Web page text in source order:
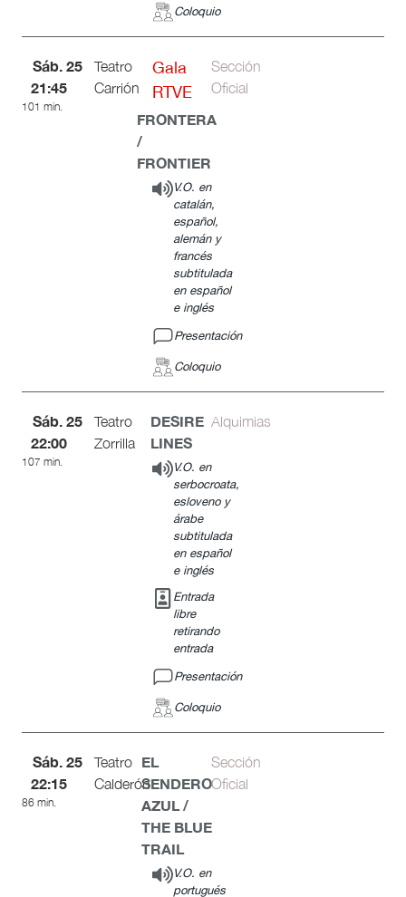
Coloquio
Sáb. 25
21:45
101 min.
Teatro
Carrión
Gala
RTVE
FRONTERA
/
FRONTIER
V.O. en
catalán,
español,
alemán y
francés
subtitulada
en español
e inglés
Presentación
Coloquio
Sección
Oficial
Sáb. 25
22:00
107 min.
Teatro
Zorrilla
DESIRE
LINES
V.O. en
serbocroata,
esloveno y
árabe
subtitulada
en español
e inglés
Entrada
libre
retirando
entrada
Presentación
Coloquio
Alquimias
Sáb. 25
22:15
86 min.
Teatro
Calderón
EL
SENDERO
AZUL /
THE BLUE
TRAIL
V.O. en
portugués
Sección
Oficial